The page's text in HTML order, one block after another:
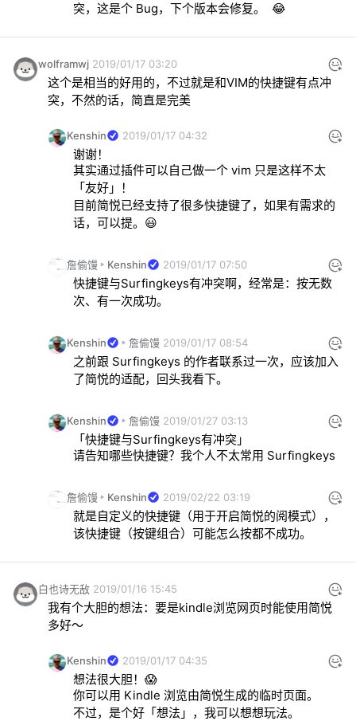
wolframwj 2019/01/17 03:20
这个是相当的好用的，不过就是和VIM的快捷键有点冲
突，不然的话，简直是完美
Kenshin 2019/01/17 04:32
谢谢！
其实通过插件可以自己做一个 vim 只是这样不太
「友好」！
目前简悦已经支持了很多快捷键了，如果有需求的
话，可以提。😃
詹偷馒 Kenshin 2019/01/17 07:50
快捷键与Surfingkeys有冲突啊，经常是：按无数
次、有一次成功。
Kenshin 詹偷馒 2019/01/17 08:54
之前跟 Surfingkeys 的作者联系过一次，应该加入
了简悦的适配，回头我看下。
Kenshin 詹偷馒 2019/01/27 03:13
请告知哪些快捷键？我个人不太常用 Surfingkeys
詹偷馒 Kenshin 2019/02/22 03:19
就是自定义的快捷键（用于开启简悦的阅模式），
该快捷键（按键组合）可能怎么按都不成功。
白也诗无敌 2019/01/16 15:45
我有个大胆的想法：要是kindle浏览网页时能使用简悦
多好～
Kenshin 2019/01/17 04:35
想法很大胆！😱
你可以用 Kindle 浏览由简悦生成的临时页面。
不过，是个好「想法」，我可以想想玩法。